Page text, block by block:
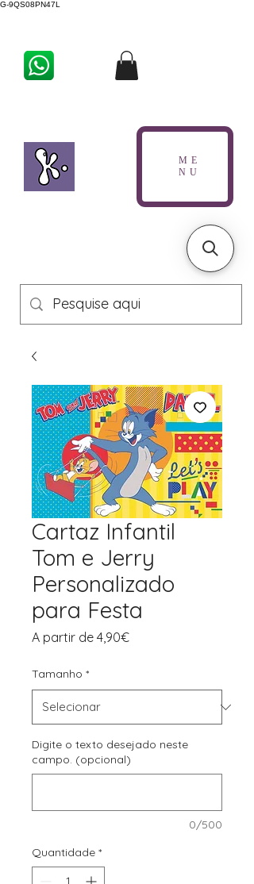
G-9QS08PN47L
ME
NU
Cartaz Infantil
Tom e Jerry
Personalizado
para Festa
A partir de 4,90€Preço
Tamanho *
Digite o texto desejado neste
campo. (opcional)
0/500
Quantidade *